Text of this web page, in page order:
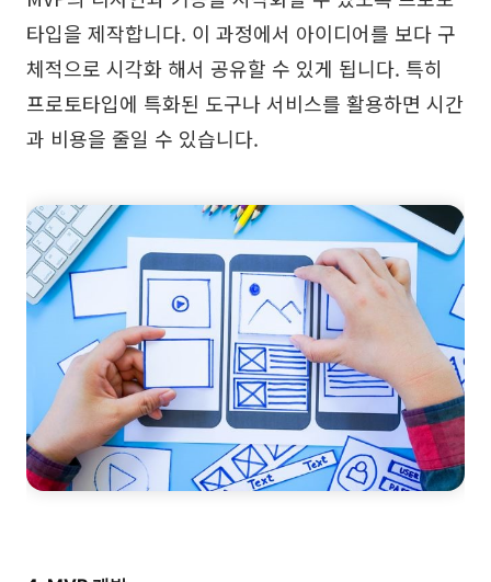
타입을 제작합니다. 이 과정에서 아이디어를 보다 구
체적으로 시각화 해서 공유할 수 있게 됩니다. 특히
프로토타입에 특화된 도구나 서비스를 활용하면 시간
과 비용을 줄일 수 있습니다.